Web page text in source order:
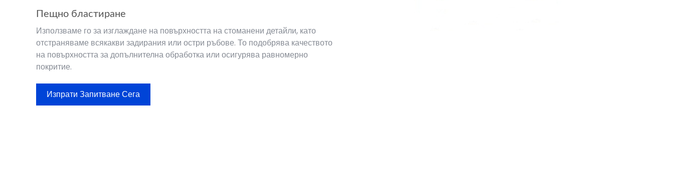
Пещно бластиране
Използваме го за изглаждане на повърхността на стоманени детайли, като
отстраняваме всякакви задирания или остри ръбове. То подобрява качеството
на повърхността за допълнителна обработка или осигурява равномерно
покритие.
Изпрати Запитване Сега